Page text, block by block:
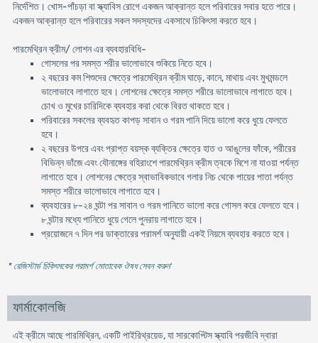
নির্দেশিত। খোস-পাঁচড়া বা স্ক্যাবিস রোগে একজন আক্রান্ত হলে পরিবারের সবার হতে পারে।
একজন আক্রান্ত হলে পরিবারের সকল সদস্যদের একসাথে চিকিৎসা করতে হবে।
পারমেথ্রিন ক্রীম/ লোশন এর ব্যবহারবিধি-
গোসলের পর সমস্ত শরীর ভালোভাবে শুকিয়ে নিতে হবে।
২ বছরের কম শিশুদের ক্ষেত্রে পারমেথ্রিন ক্রীম ঘাড়ে, কানে, মাথায় এবং মুখমন্ডলে
ভালোভাবে লাগাতে হবে। লোশনের ক্ষেত্রে সমস্ত শরীরে ভালোভাবে লাগাতে হবে।
চোখ ও মুখের চারিদিকে ব্যবহার করা থেকে বিরত থাকতে হবে।
পরিবারের সকলের ব্যবহৃত কাপড় সাবান ও গরম পানি দিয়ে ভালো করে ধুয়ে ফেলতে
হবে।
২ বছরের উপরে এবং প্রাপ্ত বয়স্ক ব্যক্তির ক্ষেত্রে হাত ও আঙুলের ফাঁকে, শরীরের
বিভিন্ন ভাঁজে এবং যৌনাঙ্গের বহিরাংশে পারমেথ্রিন ক্রীম ত্বকে মিশে না যাওয়া পর্যন্ত
লাগাতে হবে। লোশনের ক্ষেত্রে স্বাভাবিকভাবে গলার নিচ থেকে পায়ের পাতা পর্যন্ত
সমস্ত শরীরে ভালোভাবে লাগাতে হবে।
ব্যবহারের ৮-২৪ ঘন্টা পর সাবান ও গরম পানিতে ভালো করে গোসল করে ফেলতে হবে।
৮ ঘন্টার মধ্যে পানিতে ধুয়ে গেলে পুনরায় লাগাতে হবে।
প্রয়োজনে ৭ দিন পর ডাক্তারের পরামর্শ অনুযায়ী একই নিয়মে ব্যবহার করতে হবে।
* রেজিস্টার্ড চিকিৎসকের পরামর্শ মোতাবেক ঔষধ সেবন করুন'
ফার্মাকোলজি
এই ক্রীমে আছে পারমিথ্রিন, একটি পাইরিথ্রয়েড, যা সারকোপ্টি‌স স্ক্যাবি পরজীবি দ্বারা